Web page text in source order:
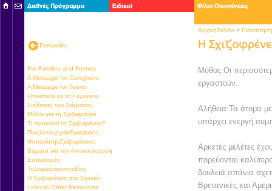
ΑρχικηΣελιδα > Εισκσπηση
ΕιστροΦη
For Families and Friends
A Message for Caregivers
A Message for Teens
Οπλιστείτε με τα Γεγονότα
Συνέπειες του Στίγματος
Μύθοι για τη Σχιζοφρένεια
Τι προκαλεί τη Σχιζοφρένεια?
ΠώςλειτουργείοΕγκέφαλος
ΗπορείατηςΣχιζοφρένειας
Βήματα για την Αποκατάσταση
Επανένταξη
ΤοΣτερεότυποτηςΒίας
Η Σχιζοφρένεια στο Σχολείο
Links to Other Resources
Μύθος:Οι
εργαστούν.
Αλήθεια:Τα άτομα
υπάρχει ενεργή
Αρκετές μελέτες
πορεύονται
δουλειά σπάνια
Βρετανικές και